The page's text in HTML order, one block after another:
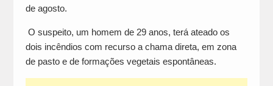
de agosto.
O suspeito, um homem de 29 anos, terá ateado os
dois incêndios com recurso a chama direta, em zona
de pasto e de formações vegetais espontâneas.